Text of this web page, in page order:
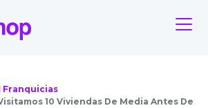
10 Viviendas De Media Antes De